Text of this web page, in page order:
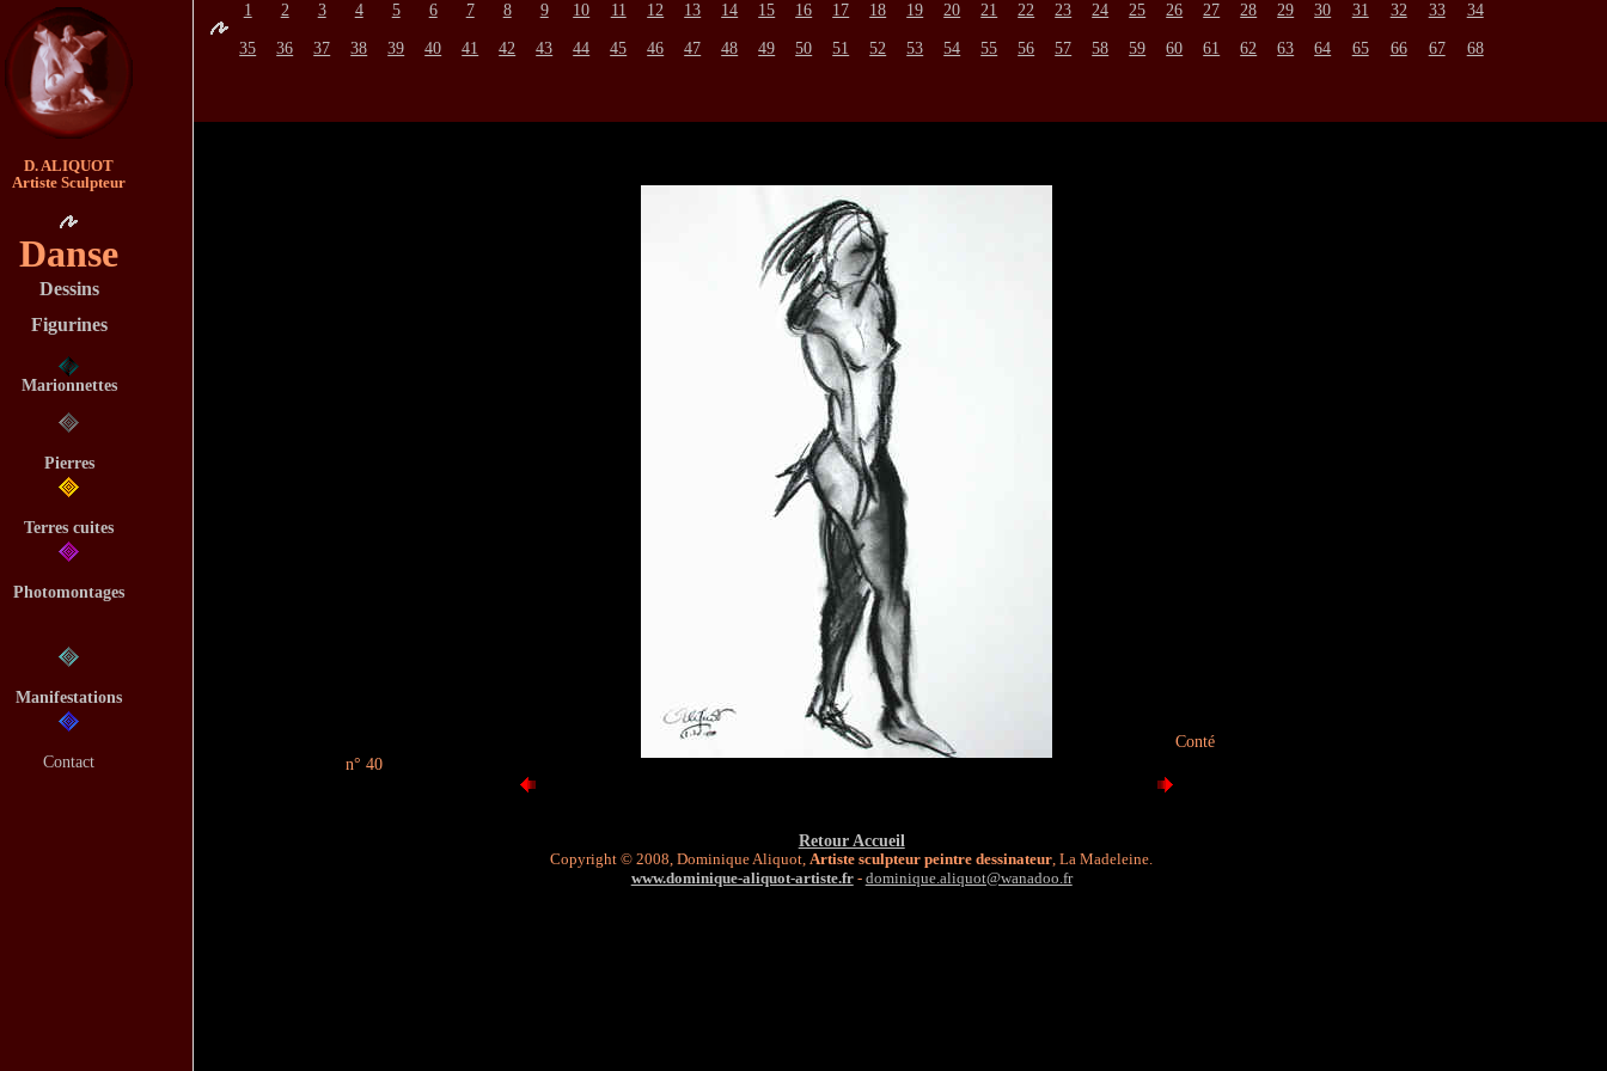
1 2 3 4 5 6 7 8 9 10 11 12 13 14 15 16 17 18 19 20 21 22 23 24 25 26 27 28 29 30 31 32 33
34
35
36 37 38 39 40 41 42 43 44 45 46 47 48 49 50 51 52 53 54 55 56 57 58 59 60 61 62 63 64 65 66 67 68
n° 40
Conté
Retour Accueil
Copyright © 2008, Dominique Aliquot, Artiste sculpteur peintre dessinateur , La Madeleine.
www.dominique-aliquot-artiste.fr- dominique.aliquot@wanadoo.fr
D. ALIQUOT
Artiste Sculpteur
Danse
Dessins
Figurines
Marionnettes
Pierres
Terres cuites
Photomontages
Manifestations
Contact